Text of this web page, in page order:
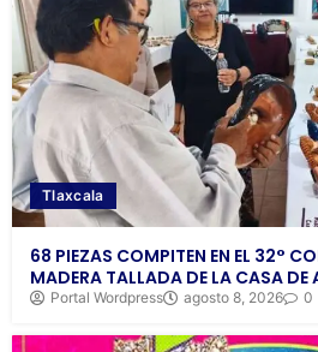
Tlaxcala
68 PIEZAS COMPITEN EN EL 32°
MADERA TALLADA DE LA CASA DE
Portal Wordpress agosto 8, 2026 0